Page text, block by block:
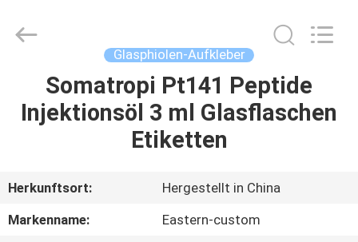
HAUS
ÜBER
UNS
Glasphiolen-Aufkleber
Somatropi Pt141 Peptide
Injektionsöl 3 ml Glasflaschen
Etiketten
Herkunftsort:
Hergestellt in China
Markenname:
Eastern-custom